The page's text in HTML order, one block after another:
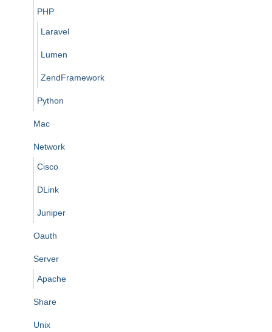
PHP
Laravel
Lumen
ZendFramework
Python
Mac
Network
Cisco
DLink
Juniper
Oauth
Server
Apache
Share
Unix